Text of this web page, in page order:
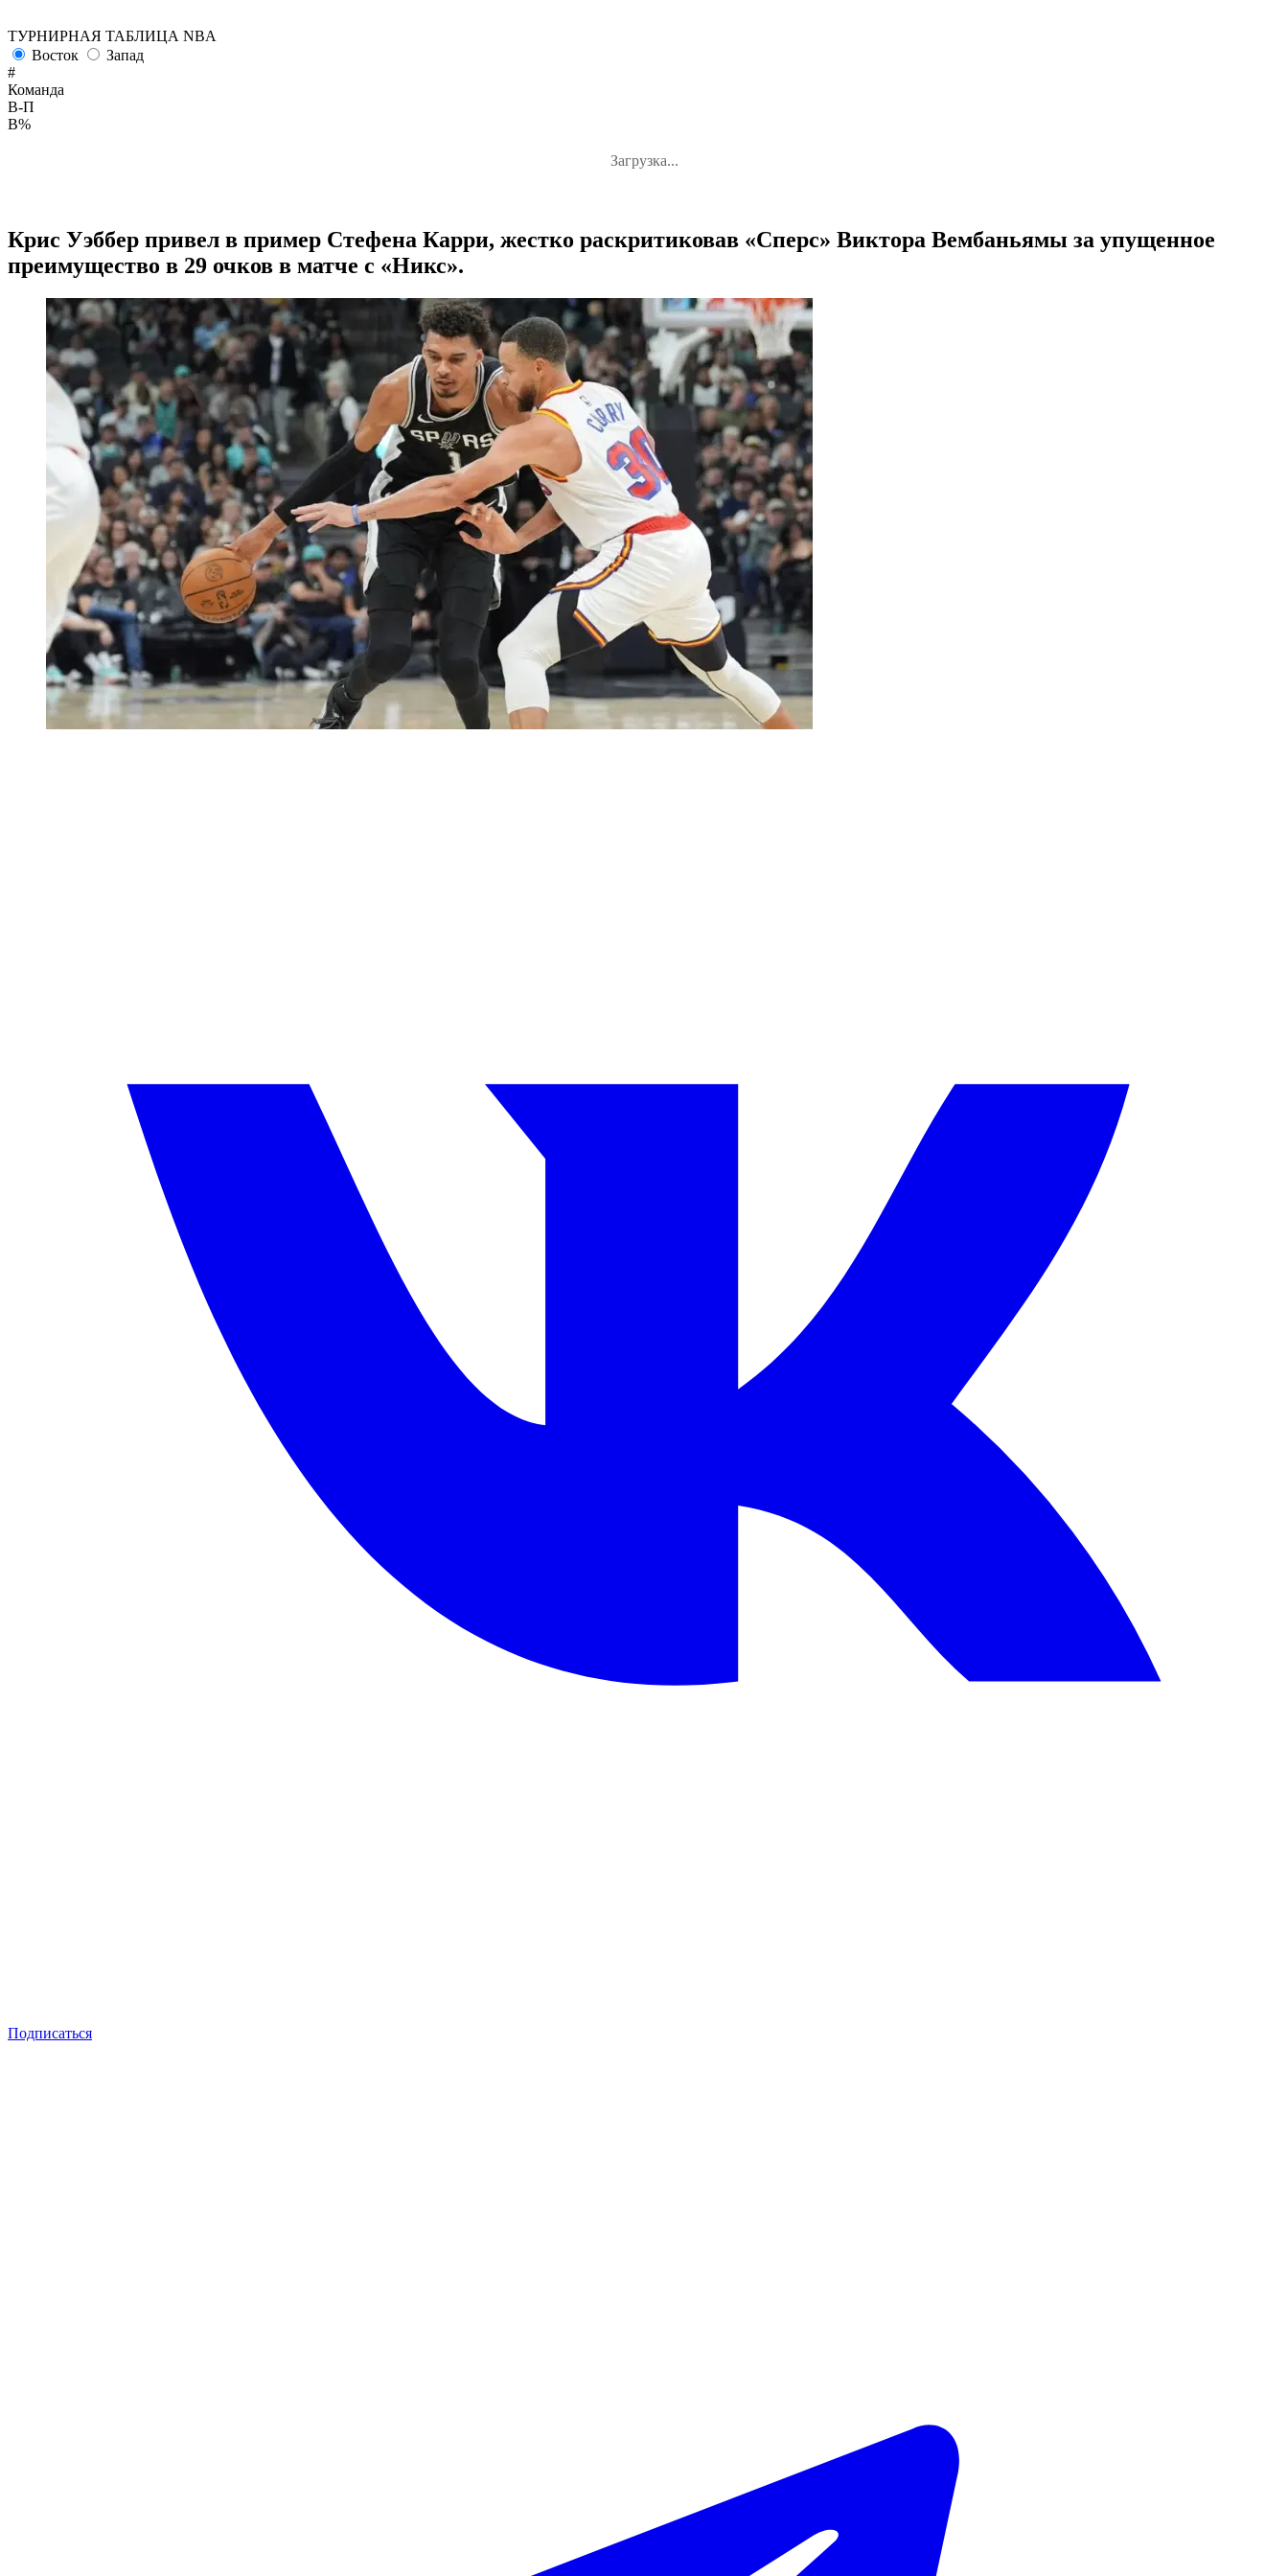
ТУРНИРНАЯ ТАБЛИЦА NBA
Восток
Запад
#
Команда
В-П
В%
Загрузка...
Крис Уэббер привел в пример Стефена Карри, жестко раскритиковав «Сперс» Виктора Вембаньямы за упущенное
преимущество в 29 очков в матче с «Никс».
Подписаться